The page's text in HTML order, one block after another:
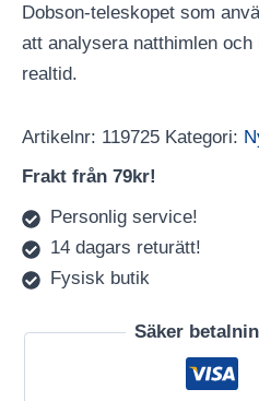
Dobson-teleskopet som
att analysera natthimlen
realtid.
Artikelnr: 119725 Kategori:
Frakt från 79kr!
Personlig service!
14 dagars returätt!
Fysisk butik
Säker